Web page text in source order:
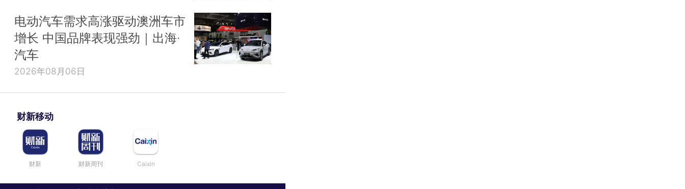
电动汽车需求高涨驱动澳洲车市
增长 中国品牌表现强劲｜出海·
汽车
2026年08月06日
财新移动
财新 财新周刊 Caixin